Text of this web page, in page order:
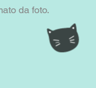
da foto.